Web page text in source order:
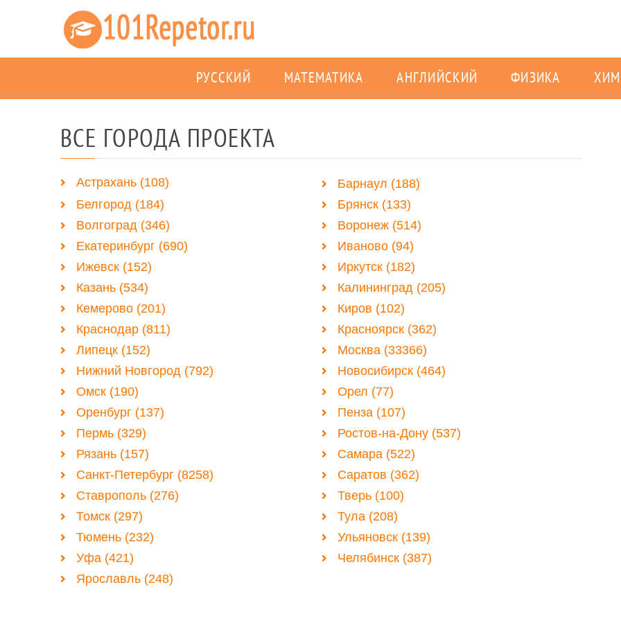
РУССКИЙ МАТЕМАТИКА АНГЛИЙСКИЙ ФИЗИКА
ВСЕ ГОРОДА ПРОЕКТА
Астрахань (108)
Барнаул (188)
Белгород (184)
Брянск (133)
Волгоград (346)
Воронеж (514)
Екатеринбург (690)
Иваново (94)
Ижевск (152)
Иркутск (182)
Казань (534)
Калининград (205)
Кемерово (201)
Киров (102)
Краснодар (811)
Красноярск (362)
Липецк (152)
Москва (33366)
Нижний Новгород (792)
Новосибирск (464)
Омск (190)
Орел (77)
Оренбург (137)
Пенза (107)
Пермь (329)
Ростов-на-Дону (537)
Рязань (157)
Самара (522)
Санкт-Петербург (8258)
Саратов (362)
Ставрополь (276)
Тверь (100)
Томск (297)
Тула (208)
Тюмень (232)
Ульяновск (139)
Уфа (421)
Челябинск (387)
Ярославль (248)